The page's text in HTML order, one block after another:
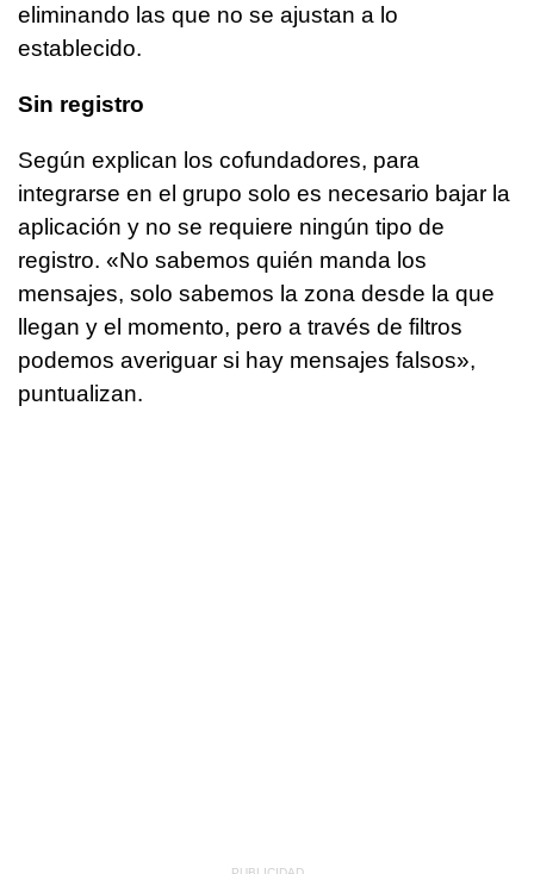
eliminando las que no se ajustan a lo
establecido.
Sin registro
Según explican los cofundadores, para
integrarse en el grupo solo es necesario bajar la
aplicación y no se requiere ningún tipo de
registro. «No sabemos quién manda los
mensajes, solo sabemos la zona desde la que
llegan y el momento, pero a través de filtros
podemos averiguar si hay mensajes falsos»,
puntualizan.